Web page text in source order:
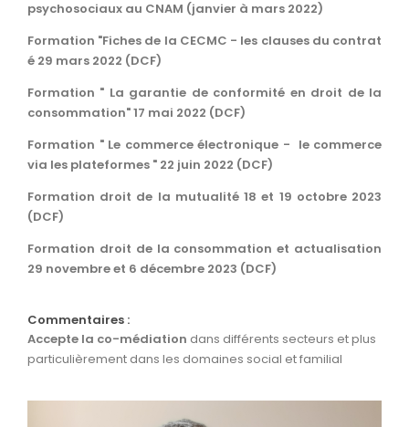
psychosociaux au CNAM (janvier à mars 2022)
Formation "Fiches de la CECMC - les clauses du contrat
é 29 mars 2022 (DCF)
Formation " La garantie de conformité en droit de la
consommation" 17 mai 2022 (DCF)
Formation " Le commerce électronique - le commerce
via les plateformes " 22 juin 2022 (DCF)
Formation droit de la mutualité 18 et 19 octobre 2023
(DCF)
Formation droit de la consommation et actualisation
29 novembre et 6 décembre 2023 (DCF)
Commentaires :
Accepte la co-médiation dans différents secteurs et plus
particulièrement dans les domaines social et familial